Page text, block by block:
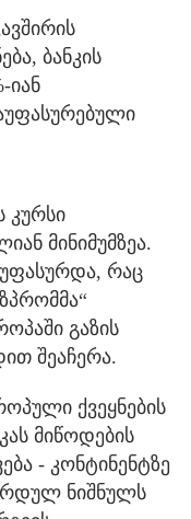
ბანკის
იან
კურსი
მინიმუმზეა.
რაც
გაზის
შეაჩერა.
ქვეყნების
მიწოდების
- კონტინენტზე
ნიშნულს